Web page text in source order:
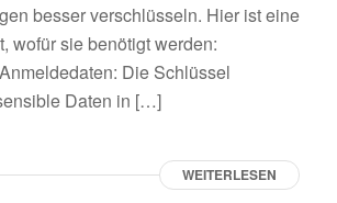
besser verschlüsseln. Hier ist eine
wofür sie benötigt werden:
Die Schlüssel
Daten in […]
WEITERLESEN